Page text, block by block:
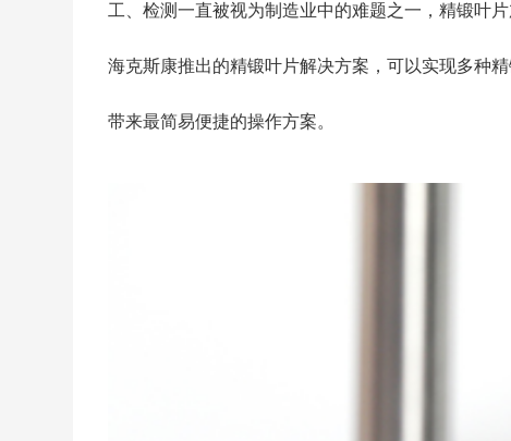
工、检测一直被视为制造业中的难题之一，精锻叶
海克斯康推出的精锻叶片解决方案，可以实现多种
带来最简易便捷的操作方案。